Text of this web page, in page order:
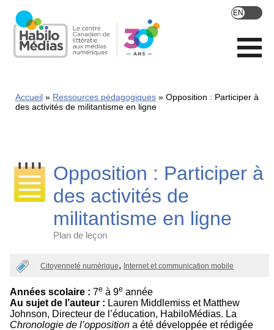
main
content
Accueil Ressources pédagogiques
Opposition : Participer à
des activités de militantisme en ligne
Opposition : Participer à
des activités de
militantisme en ligne
Plan de leçon
Categories
Citoyenneté numérique Internet et communication mobile
Années scolaire : 7e à 9e année
Au sujet de l’auteur : Lauren Middlemiss et Matthew
Johnson, Directeur de l’éducation, HabiloMédias. La
Chronologie de l’opposition a été développée et rédigée